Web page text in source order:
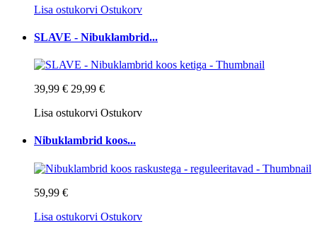
Lisa ostukorvi Ostukorv
SLAVE - Nibuklambrid...
39,99 € 29,99 €
Lisa ostukorvi Ostukorv
Nibuklambrid koos...
59,99 €
Lisa ostukorvi Ostukorv